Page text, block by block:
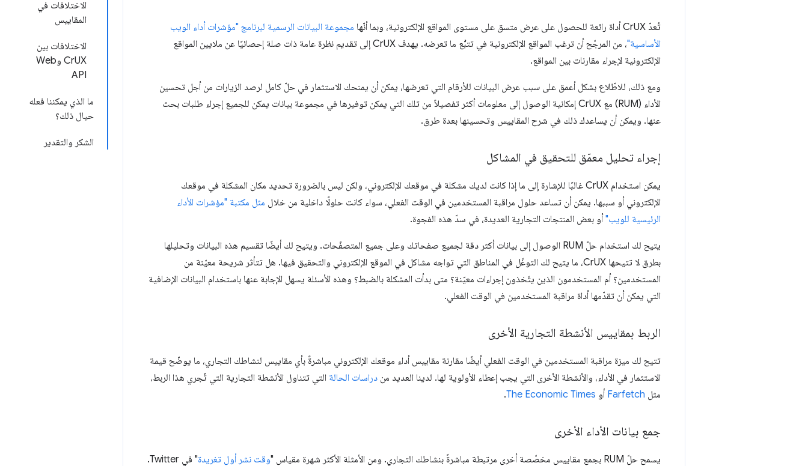
الاختلافات في
المقاييس
الاختلافات بين
CrUX وWeb
API
ما الذي يمكننا فعله
حيال ذلك؟
الشكر والتقدير
تُعدّ CrUX أداة رائعة للحصول على عرض متسق على مستوى المواقع الإلكترونية، وبما أنّها
مجموعة البيانات الرسمية لبرنامج "مؤشرات أداء الويب
الأساسية"
، من المرجّح أن ترغب المواقع الإلكترونية في تتبُّع ما تعرضه. يهدف CrUX إلى تقديم نظرة عامة ذات صلة إحصائيًا عن ملايين المواقع
الإلكترونية لإجراء مقارنات بين المواقع.
ومع ذلك، للاطّلاع بشكل أعمق على سبب عرض البيانات للأرقام التي تعرضها، يمكن أن يمنحك الاستثمار في حلّ كامل لرصد الزيارات من أجل تحسين
الأداء (RUM) مع CrUX إمكانية الوصول إلى معلومات أكثر تفصيلاً من تلك التي يمكن توفيرها في مجموعة بيانات يمكن للجميع إجراء طلبات بحث
عنها. ويمكن أن يساعدك ذلك في شرح المقاييس وتحسينها بعدة طرق.
إجراء تحليل معمّق للتحقيق في المشاكل
يمكن استخدام CrUX غالبًا للإشارة إلى ما إذا كانت لديك مشكلة في موقعك الإلكتروني، ولكن ليس بالضرورة تحديد مكان المشكلة في موقعك
الإلكتروني أو سببها. يمكن أن تساعد حلول مراقبة المستخدمين في الوقت الفعلي، سواء كانت حلولًا داخلية من خلال مثل مكتبة "مؤشرات الأداء
الرئيسية للويب" أو بعض المنتجات التجارية العديدة، في سدّ هذه الفجوة.
يتيح لك استخدام حلّ RUM الوصول إلى بيانات أكثر دقة لجميع صفحاتك وعلى جميع المتصفّحات. ويتيح لك أيضًا تقسيم هذه البيانات وتحليلها
بطرق لا تتيحها CrUX، ما يتيح لك التوغّل في المناطق التي تواجه مشاكل في الموقع الإلكتروني والتحقيق فيها. هل تتأثر شريحة معيّنة من
المستخدمين؟ أم المستخدمون الذين يتّخذون إجراءات معيّنة؟ متى بدأت المشكلة بالضبط؟ وهذه الأسئلة يسهل الإجابة عنها باستخدام البيانات الإضافية
التي يمكن أن تقدّمها أداة مراقبة المستخدمين في الوقت الفعلي.
الربط بمقاييس الأنشطة التجارية الأخرى
تتيح لك ميزة مراقبة المستخدمين في الوقت الفعلي أيضًا مقارنة مقاييس أداء موقعك الإلكتروني مباشرةً بأي مقاييس لنشاطك التجاري، ما يوضّح قيمة
الاستثمار في الأداء، والأنشطة الأخرى التي يجب إعطاء الأولوية لها. لدينا العديد من دراسات الحالة التي تتناول الأنشطة التجارية التي تُجري هذا الربط،
مثل Farfetch أو The Economic Times
.
جمع بيانات الأداء الأخرى
يسمح حلّ RUM بجمع مقاييس مخصّصة أخرى مرتبطة مباشرةً بنشاطك التجاري. ومن الأمثلة الأكثر شهرة مقياس " وقت نشر أول تغريدة
" في Twitter.